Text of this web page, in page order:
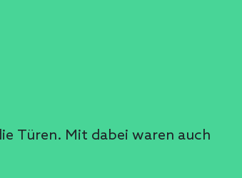
Türen. Mit dabei waren auch